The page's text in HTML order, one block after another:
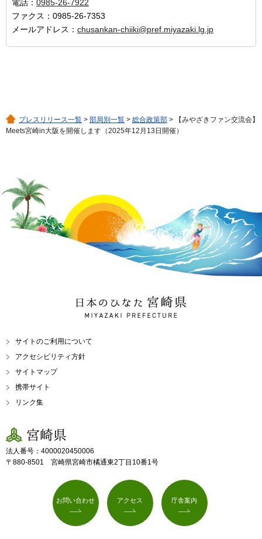
電話： 0985-26-7922
ファクス：0985-26-7353
メールアドレス： chusankan-chiiki@pref.miyazaki.lg.jp
プレスリリース一覧 > 部局別一覧 > 総合政策部 > 【みやざきファン交流会】
Meets宮崎in大阪を開催します（2025年12月13日開催）
日本のひなた 宮崎県
MIYAZAKI PREFECTURE
サイトのご利用について
アクセシビリティ方針
サイトマップ
携帯サイト
リンク集
宮崎県
法人番号：4000020450006
〒880-8501 宮崎県宮崎市橘通東2丁目10番1号
お問い合わせ アクセス 庁舎案内